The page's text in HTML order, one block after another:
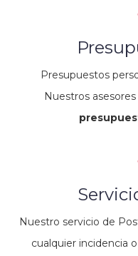
Presupuestos
Nuestros
Nuestro servicio de
cualquier incidencia